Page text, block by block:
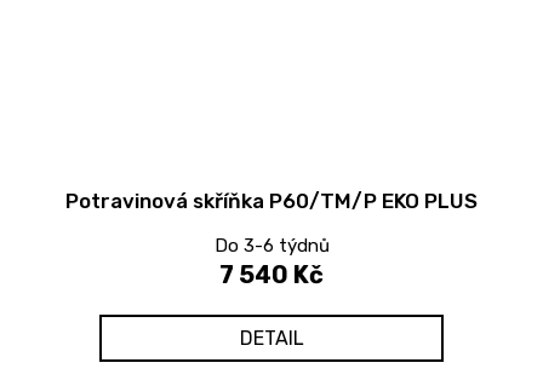
Potravinová skříňka P60/TM/P EKO PLUS
Do 3-6 týdnů
7 540 Kč
DETAIL